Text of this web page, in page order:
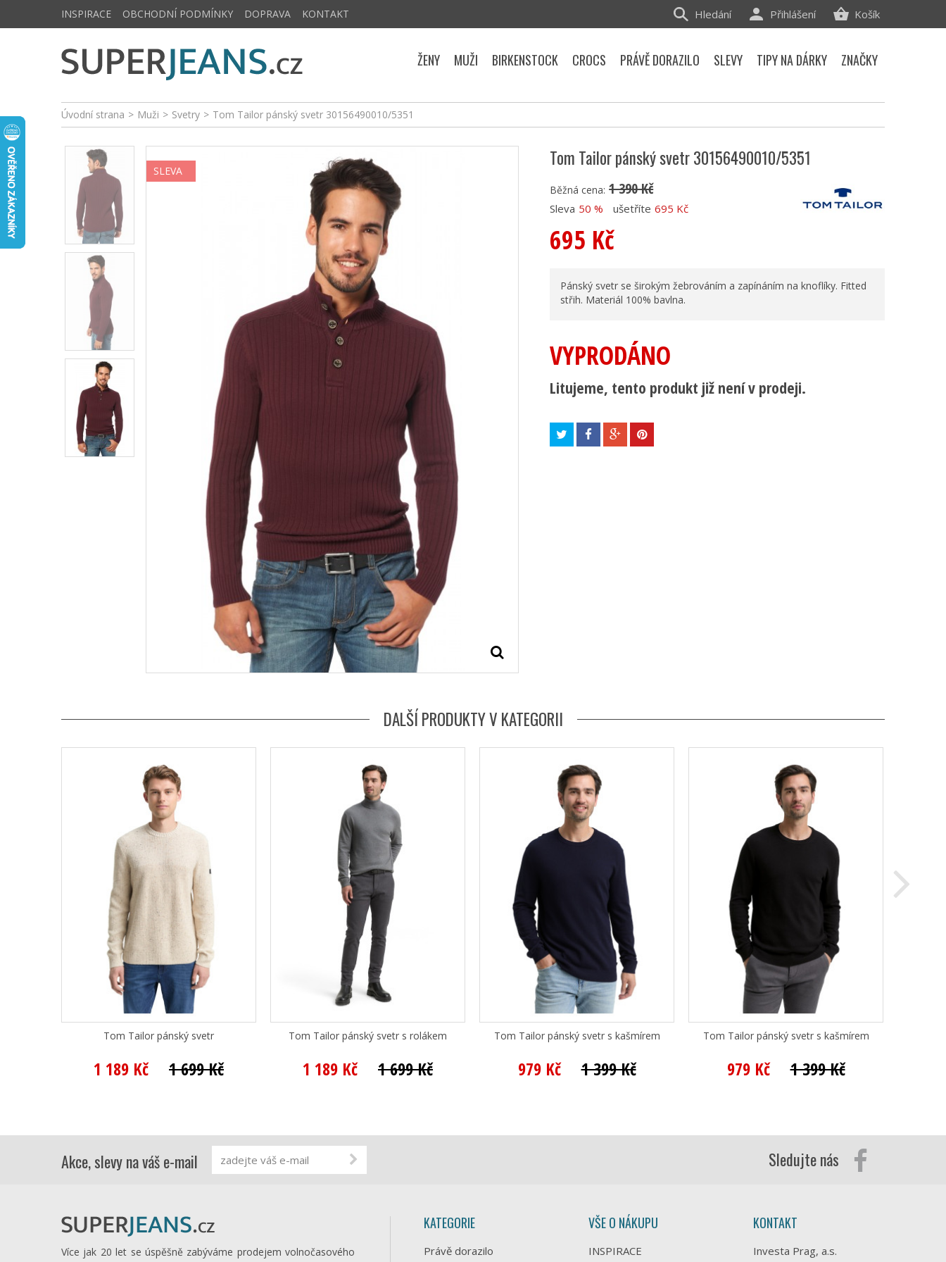
Úvodní strana > Muži > Svetry > Tom Tailor pánský svetr 30156490010/5351
SLEVA
Tom Tailor pánský svetr 30156490010/5351
Běžná cena: 1 390 Kč
Sleva 50 % ušetříte 695 Kč
695 Kč
Pánský svetr se širokým žebrováním a zapínáním na knoflíky. Fitted
střih. Materiál 100% bavlna.
VYPRODÁNO
Litujeme, tento produkt již není v prodeji.
DALŠÍ PRODUKTY V KATEGORII
Tom Tailor pánský svetr
1 189 Kč 1 699 Kč
Tom Tailor pánský svetr s rolákem
1 189 Kč 1 699 Kč
Tom Tailor pánský svetr s kašmírem
979 Kč 1 399 Kč
Tom Tailor pánský svetr s kašmírem
979 Kč 1 399 Kč
INSPIRACE OBCHODNÍ PODMÍNKY DOPRAVA KONTAKT Košík
Přihlášení
Hledání
ŽENY MUŽI BIRKENSTOCK CROCS PRÁVĚ DORAZILO SLEVY TIPY NA DÁRKY ZNAČKY
Akce, slevy na váš e-mail Sledujte nás
Více jak 20 let se úspěšně zabýváme prodejem volnočasového
KATEGORIE
Právě dorazilo
VŠE O NÁKUPU
INSPIRACE
KONTAKT
Investa Prag, a.s.